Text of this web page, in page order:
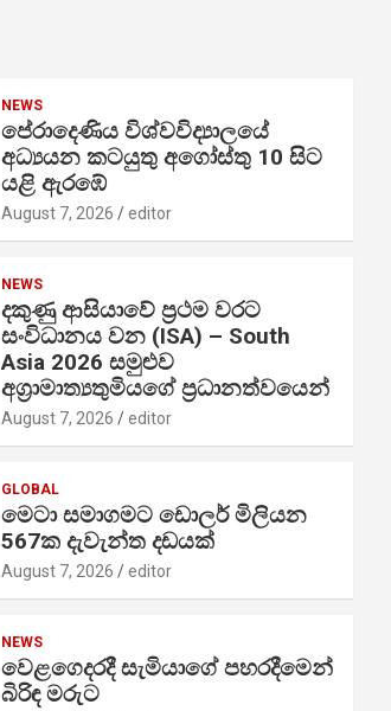
NEWS
පේරාදෙණිය විශ්වවිද්‍යාලයේ
අධ්‍යයන කටයුතු අගෝස්තු 10 සිට
යළි ඇරඹේ
August 7, 2026 editor
NEWS
දකුණු ආසියාවේ ප්‍රථම වරට
සංවිධානය වන (ISA) – South
Asia 2026 සමුළුව
අග්‍රාමාත්‍යතුමියගේ ප්‍රධානත්වයෙන්
August 7, 2026 editor
GLOBAL
මෙටා සමාගමට ඩොලර් මිලියන
567ක දැවැන්ත දඩයක්
August 7, 2026 editor
NEWS
වෙළගෙදරදී සැමියාගේ පහරදීමෙන්
බිරිඳ මරුට